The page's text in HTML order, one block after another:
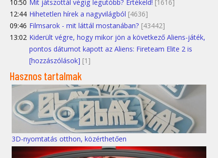
10:50 Mit játszottál végig legutóbb? Értékeld! [1616]
12:44 Hihetetlen hírek a nagyvilágból [4636]
09:46 Filmsarok - mit láttál mostanában? [43442]
13:02 Kiderült végre, hogy mikor jön a következő Aliens-játék,
pontos dátumot kapott az Aliens: Fireteam Elite 2 is
[hozzászólások] [1]
Hasznos tartalmak
3D-nyomtatás otthon, közérthetően